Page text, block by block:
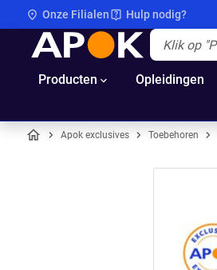
Onze Filialen Hulp nodig?
APOK
Producten Opleidingen
Apok exclusives Toebehoren